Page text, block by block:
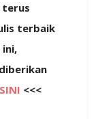
terus
terbaik
ini,
<<<